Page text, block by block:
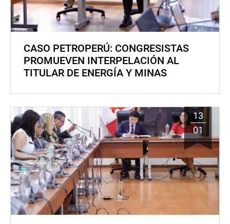
CASO PETROPERÚ: CONGRESISTAS
PROMUEVEN INTERPELACIÓN AL
TITULAR DE ENERGÍA Y MINAS
13
01